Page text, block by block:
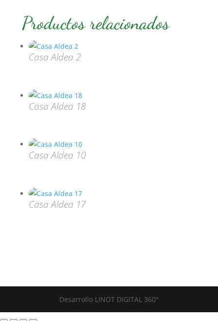
Productos relacionados
Casa Aldea 2
Casa Aldea 18
Casa Aldea 10
Casa Aldea 17
Desarrollo LINOT DIGITAL 360°